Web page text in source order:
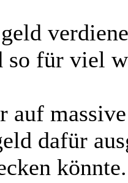
so für viel
auf
dafür
könnte.